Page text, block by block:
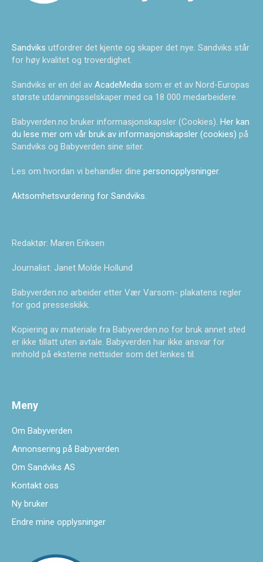
Sandviks utfordrer det kjente og skaper det nye. Sandviks står
for høy kvalitet og troverdighet.
Sandviks er en del av AcadeMedia som er et av Nord-Europas
største utdanningsselskaper med ca 18 000 medarbeidere.
Babyverden.no bruker informasjonskapsler (Cookies). Her kan
du lese mer om vår bruk av informasjonskapsler (cookies) på
Sandviks og Babyverden sine siter.
Les om hvordan vi behandler dine personopplysninger.
Aktsomhetsvurdering for Sandviks
Redaktør: Maren Eriksen
Journalist: Janet Molde Hollund
Babyverden.no arbeider etter Vær Varsom- plakatens regler
for god presseskikk.
Kopiering av materiale fra Babyverden.no for bruk annet sted
er ikke tillatt uten avtale. Babyverden har ikke ansvar for
innhold på eksterne nettsider som det lenkes til.
Meny
Om Babyverden
Annonsering på Babyverden
Om Sandviks AS
Kontakt oss
Ny bruker
Endre mine opplysninger